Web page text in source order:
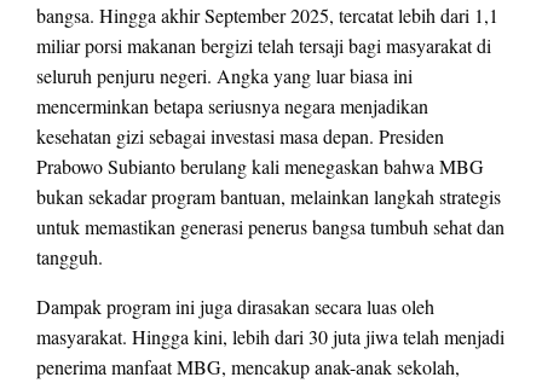
bangsa. Hingga akhir September 2025, tercatat lebih dari 1,1
miliar porsi makanan bergizi telah tersaji bagi masyarakat di
seluruh penjuru negeri. Angka yang luar biasa ini
mencerminkan betapa seriusnya negara menjadikan
kesehatan gizi sebagai investasi masa depan. Presiden
Prabowo Subianto berulang kali menegaskan bahwa MBG
bukan sekadar program bantuan, melainkan langkah strategis
untuk memastikan generasi penerus bangsa tumbuh sehat dan
tangguh.
Dampak program ini juga dirasakan secara luas oleh
masyarakat. Hingga kini, lebih dari 30 juta jiwa telah menjadi
penerima manfaat MBG, mencakup anak-anak sekolah,